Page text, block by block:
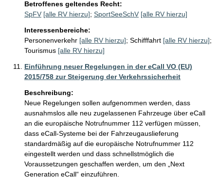
Betroffenes geltendes Recht:
SpFV [alle RV hierzu]; SportSeeSchV [alle RV hierzu]
Interessenbereiche:
Personenverkehr [alle RV hierzu]; Schifffahrt [alle RV hierzu];
Tourismus [alle RV hierzu]
Einführung neuer Regelungen in der eCall VO (EU)
2015/758 zur Steigerung der Verkehrssicherheit
Beschreibung:
Neue Regelungen sollen aufgenommen werden, dass
ausnahmslos alle neu zugelassenen Fahrzeuge über eCall
an die europäische Notrufnummer 112 verfügen müssen,
dass eCall-Systeme bei der Fahrzeugauslieferung
standardmäßig auf die europäische Notrufnummer 112
eingestellt werden und dass schnellstmöglich die
Voraussetzungen geschaffen werden, um den „Next
Generation eCall“ einzuführen.